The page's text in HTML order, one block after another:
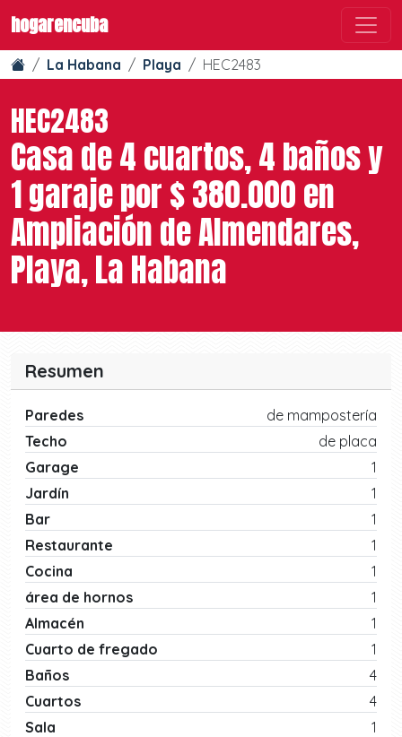
hogarencuba
La Habana Playa HEC2483
HEC2483
Casa de 4 cuartos, 4 baños y
1 garaje por $ 380.000 en
Ampliación de Almendares,
Playa, La Habana
Resumen
Paredes
de mampostería
Techo
de placa
Garage
1
Jardín
1
Bar
1
Restaurante
1
Cocina
1
área de hornos
1
Almacén
1
Cuarto de fregado
1
Baños
4
Cuartos
4
Sala
1